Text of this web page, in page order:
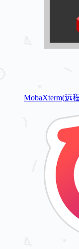
MobaXterm(远